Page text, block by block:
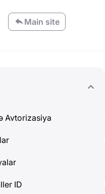
Main site
Avtorizasiya
ID